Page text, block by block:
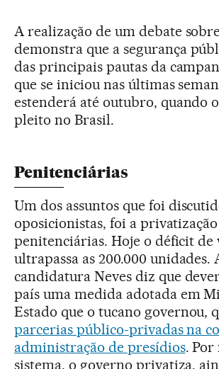
A realização de um debate
demonstra que a segurança
das principais pautas da
que se iniciou nas últimas
estenderá até outubro, quando
pleito no Brasil.
Penitenciárias
Um dos assuntos que foi
oposicionistas, foi a
penitenciárias. Hoje o déficit de
ultrapassa as 200.000 unidades.
candidatura Neves diz que
país uma medida adotada em
Estado que o tucano governou,
parcerias público-privadas na
administração de presídios. Por
sistema, o governo privatiza,